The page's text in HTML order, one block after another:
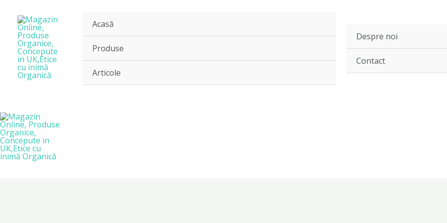
content
Acasă
Produse
Articole
Despre noi
Contact